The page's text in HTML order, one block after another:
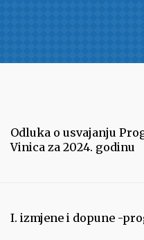
Odluka o usvajanju
Vinica za 2024. godinu
I. izmjene i dopune -